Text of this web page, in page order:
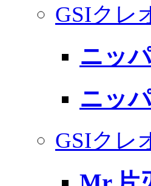
GSIクレ
ニッ
ニッ
GSIクレ